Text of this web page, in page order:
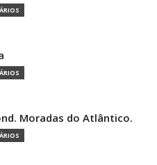
Moradas do Atlântico.